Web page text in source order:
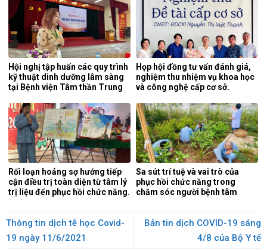
Hội nghị tập huấn các quy trình
kỹ thuật dinh dưỡng lâm sàng
tại Bệnh viện Tâm thần Trung
Họp hội đồng tư vấn đánh giá,
nghiệm thu nhiệm vụ khoa học
và công nghệ cấp cơ sở.
Rối loạn hoảng sợ hướng tiếp
cận điều trị toàn diện từ tâm lý
trị liệu đến phục hồi chức năng.
Sa sút trí tuệ và vai trò của
phục hồi chức năng trong
chăm sóc người bệnh tâm
Thông tin dịch tễ học Covid-
19 ngày 11/6/2021
Bản tin dịch COVID-19 sáng
4/8 của Bộ Y tế